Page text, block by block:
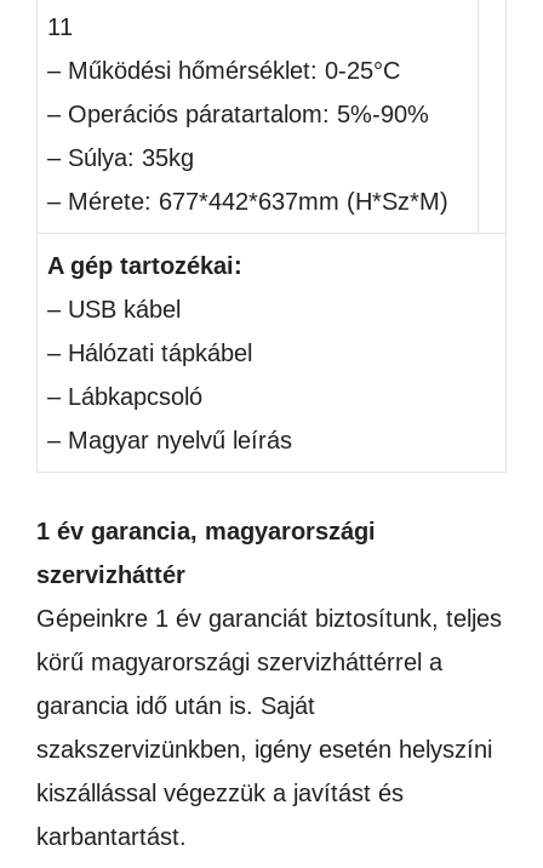
11
– Működési hőmérséklet: 0-25°C
– Operációs páratartalom: 5%-90%
– Súlya: 35kg
– Mérete: 677*442*637mm (H*Sz*M)
A gép tartozékai:
– USB kábel
– Hálózati tápkábel
– Lábkapcsoló
– Magyar nyelvű leírás
1 év garancia, magyarországi
szervizháttér
Gépeinkre 1 év garanciát biztosítunk, teljes
körű magyarországi szervizháttérrel a
garancia idő után is. Saját
szakszervizünkben, igény esetén helyszíni
kiszállással végezzük a javítást és
karbantartást.